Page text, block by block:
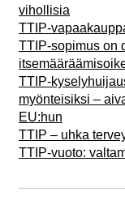
vihollisia
TTIP-
TTIP-sopimus on
TTIP-
myönteisiksi –
EU:hun
TTIP – uhka
TTIP-vuoto: